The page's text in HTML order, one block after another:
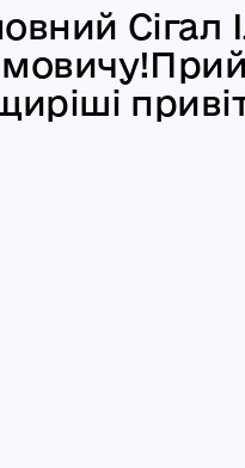
Сігал